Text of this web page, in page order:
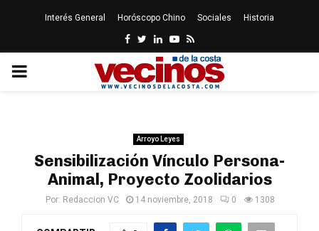
Interés General Horóscopo Chino Sociales Historia
Facebook
Twitter
LinkedinYoutube
Rss
PRIMARY
Arroyo Leyes
Sensibilización Vínculo Persona-
Animal, Proyecto Zoolidarios
Por: Redaccion VC 14 noviembre, 2018 0 1308